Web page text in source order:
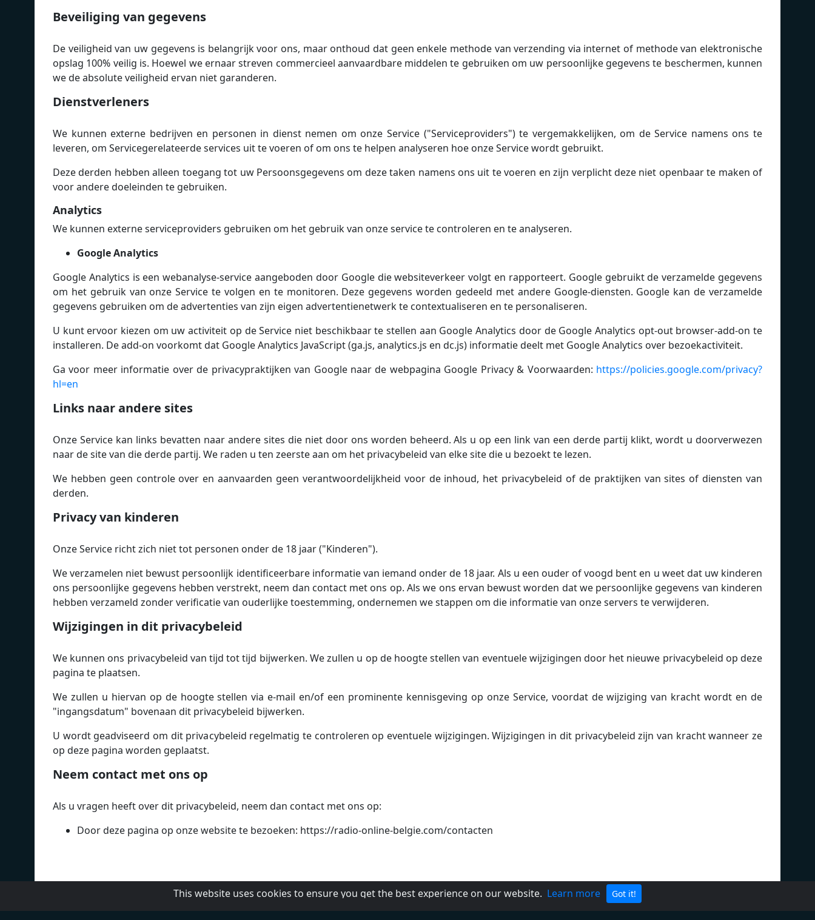
Beveiliging van gegevens
De veiligheid van uw gegevens is belangrijk voor ons, maar onthoud dat geen enkele methode van verzending via internet of methode van elektronische
opslag 100% veilig is. Hoewel we ernaar streven commercieel aanvaardbare middelen te gebruiken om uw persoonlijke gegevens te beschermen, kunnen
we de absolute veiligheid ervan niet garanderen.
Dienstverleners
We kunnen externe bedrijven en personen in dienst nemen om onze Service ("Serviceproviders") te vergemakkelijken, om de Service namens ons te
leveren, om Servicegerelateerde services uit te voeren of om ons te helpen analyseren hoe onze Service wordt gebruikt.
Deze derden hebben alleen toegang tot uw Persoonsgegevens om deze taken namens ons uit te voeren en zijn verplicht deze niet openbaar te maken of
voor andere doeleinden te gebruiken.
Analytics
We kunnen externe serviceproviders gebruiken om het gebruik van onze service te controleren en te analyseren.
Google Analytics
Google Analytics is een webanalyse-service aangeboden door Google die websiteverkeer volgt en rapporteert. Google gebruikt de verzamelde gegevens
om het gebruik van onze Service te volgen en te monitoren. Deze gegevens worden gedeeld met andere Google-diensten. Google kan de verzamelde
gegevens gebruiken om de advertenties van zijn eigen advertentienetwerk te contextualiseren en te personaliseren.
U kunt ervoor kiezen om uw activiteit op de Service niet beschikbaar te stellen aan Google Analytics door de Google Analytics opt-out browser-add-on te
installeren. De add-on voorkomt dat Google Analytics JavaScript (ga.js, analytics.js en dc.js) informatie deelt met Google Analytics over bezoekactiviteit.
Ga voor meer informatie over de privacypraktijken van Google naar de webpagina Google Privacy & Voorwaarden: https://policies.google.com/privacy?
hl=en
Links naar andere sites
Onze Service kan links bevatten naar andere sites die niet door ons worden beheerd. Als u op een link van een derde partij klikt, wordt u doorverwezen
naar de site van die derde partij. We raden u ten zeerste aan om het privacybeleid van elke site die u bezoekt te lezen.
We hebben geen controle over en aanvaarden geen verantwoordelijkheid voor de inhoud, het privacybeleid of de praktijken van sites of diensten van
derden.
Privacy van kinderen
Onze Service richt zich niet tot personen onder de 18 jaar ("Kinderen").
We verzamelen niet bewust persoonlijk identificeerbare informatie van iemand onder de 18 jaar. Als u een ouder of voogd bent en u weet dat uw kinderen
ons persoonlijke gegevens hebben verstrekt, neem dan contact met ons op. Als we ons ervan bewust worden dat we persoonlijke gegevens van kinderen
hebben verzameld zonder verificatie van ouderlijke toestemming, ondernemen we stappen om die informatie van onze servers te verwijderen.
Wijzigingen in dit privacybeleid
We kunnen ons privacybeleid van tijd tot tijd bijwerken. We zullen u op de hoogte stellen van eventuele wijzigingen door het nieuwe privacybeleid op deze
pagina te plaatsen.
We zullen u hiervan op de hoogte stellen via e-mail en/of een prominente kennisgeving op onze Service, voordat de wijziging van kracht wordt en de
"ingangsdatum" bovenaan dit privacybeleid bijwerken.
U wordt geadviseerd om dit privacybeleid regelmatig te controleren op eventuele wijzigingen. Wijzigingen in dit privacybeleid zijn van kracht wanneer ze
op deze pagina worden geplaatst.
Neem contact met ons op
Als u vragen heeft over dit privacybeleid, neem dan contact met ons op:
Door deze pagina op onze website te bezoeken: https://radio-online-belgie.com/contacten
This website uses cookies to ensure you get the best experience on our website. Learn more Got it!